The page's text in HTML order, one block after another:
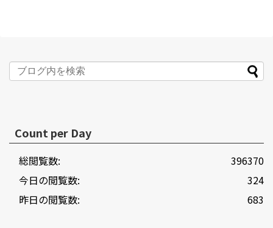
Count per Day
396370
総閲覧数:
324
今日の閲覧数:
683
昨日の閲覧数: